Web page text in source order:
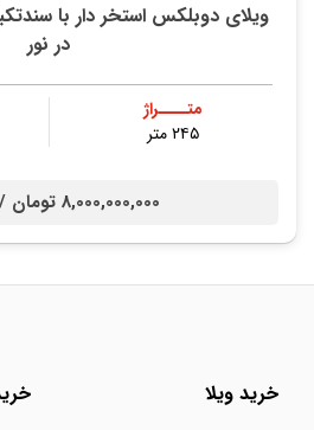
در نور
متــــراژ
۲۴۵ متر
8,000,000,000 تومان /
خرید ویلا